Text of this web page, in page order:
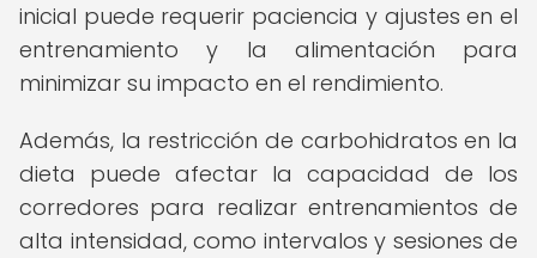
inicial puede requerir paciencia y ajustes en el
entrenamiento y la alimentación para
minimizar su impacto en el rendimiento.
Además, la restricción de carbohidratos en la
dieta puede afectar la capacidad de los
corredores para realizar entrenamientos de
alta intensidad, como intervalos y sesiones de